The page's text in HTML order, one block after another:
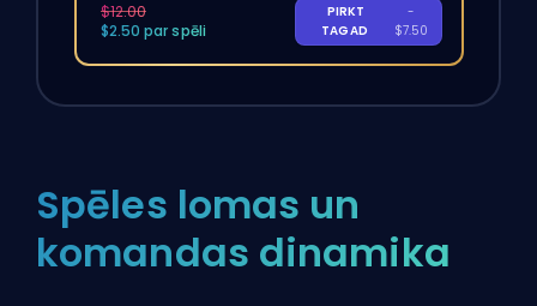
$12.00
$2.50 par spēli
PIRKT
TAGAD
-
$7.50
Spēles lomas un
komandas dinamika